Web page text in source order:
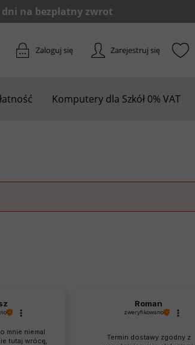
Zarejestruj się
Zaloguj się
Komputery dla Szkół 0% VAT
mnie niemal
tutaj wrócę,
Roman
zweryfikowano
Termin dostawy zgodny z